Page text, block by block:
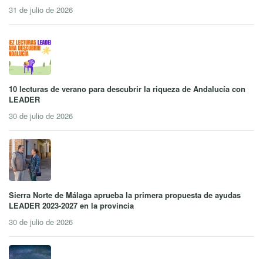
31 de julio de 2026
10 lecturas de verano para descubrir la riqueza de Andalucía con
LEADER
30 de julio de 2026
Sierra Norte de Málaga aprueba la primera propuesta de ayudas
LEADER 2023-2027 en la provincia
30 de julio de 2026